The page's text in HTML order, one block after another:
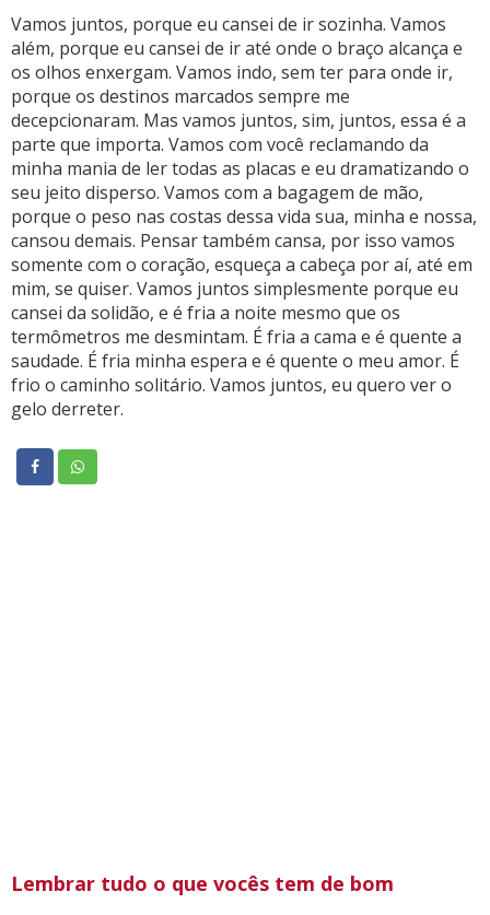
Vamos juntos, porque eu cansei de ir sozinha. Vamos
além, porque eu cansei de ir até onde o braço alcança e
os olhos enxergam. Vamos indo, sem ter para onde ir,
porque os destinos marcados sempre me
decepcionaram. Mas vamos juntos, sim, juntos, essa é a
parte que importa. Vamos com você reclamando da
minha mania de ler todas as placas e eu dramatizando o
seu jeito disperso. Vamos com a bagagem de mão,
porque o peso nas costas dessa vida sua, minha e nossa,
cansou demais. Pensar também cansa, por isso vamos
somente com o coração, esqueça a cabeça por aí, até em
mim, se quiser. Vamos juntos simplesmente porque eu
cansei da solidão, e é fria a noite mesmo que os
termômetros me desmintam. É fria a cama e é quente a
saudade. É fria minha espera e é quente o meu amor. É
frio o caminho solitário. Vamos juntos, eu quero ver o
gelo derreter.
Lembrar tudo o que vocês tem de bom